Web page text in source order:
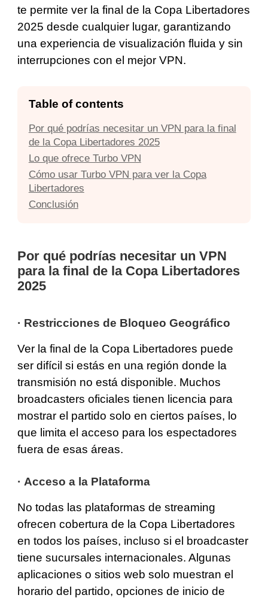
te permite ver la final de la Copa Libertadores
2025 desde cualquier lugar, garantizando
una experiencia de visualización fluida y sin
interrupciones con el mejor VPN.
Table of contents
Por qué podrías necesitar un VPN para la final
de la Copa Libertadores 2025
Lo que ofrece Turbo VPN
Cómo usar Turbo VPN para ver la Copa
Libertadores
Conclusión
Por qué podrías necesitar un VPN
para la final de la Copa Libertadores
2025
· Restricciones de Bloqueo Geográfico
Ver la final de la Copa Libertadores puede
ser difícil si estás en una región donde la
transmisión no está disponible. Muchos
broadcasters oficiales tienen licencia para
mostrar el partido solo en ciertos países, lo
que limita el acceso para los espectadores
fuera de esas áreas.
· Acceso a la Plataforma
No todas las plataformas de streaming
ofrecen cobertura de la Copa Libertadores
en todos los países, incluso si el broadcaster
tiene sucursales internacionales. Algunas
aplicaciones o sitios web solo muestran el
horario del partido, opciones de inicio de